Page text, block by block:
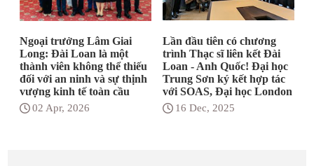
Ngoại trưởng Lâm Giai
Long: Đài Loan là một
thành viên không thể thiếu
đối với an ninh và sự thịnh
vượng kinh tế toàn cầu
02 Apr, 2026
Lần đầu tiên có chương
trình Thạc sĩ liên kết Đài
Loan - Anh Quốc! Đại học
Trung Sơn ký kết hợp tác
với SOAS, Đại học London
16 Dec, 2025